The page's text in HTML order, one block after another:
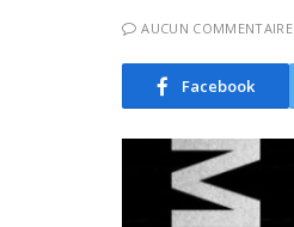
AUCUN COMMENTAIRE
Facebook